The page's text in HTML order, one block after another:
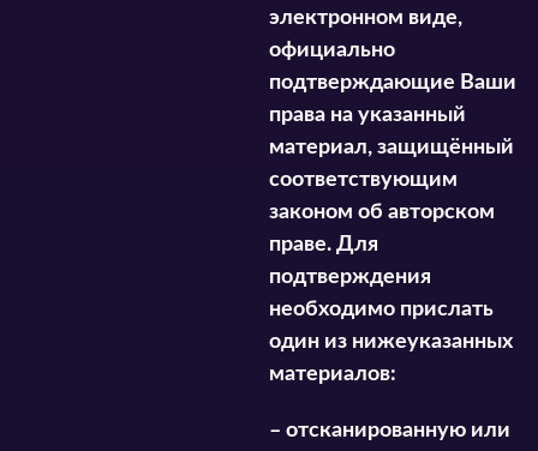
электронном виде,
официально
подтверждающие Ваши
права на указанный
материал, защищённый
соответствующим
законом об авторском
праве. Для
подтверждения
необходимо прислать
один из нижеуказанных
материалов:
– отсканированную или